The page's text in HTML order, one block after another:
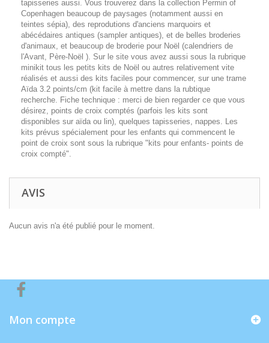
tapisseries aussi. Vous trouverez dans la collection Permin of
Copenhagen beaucoup de paysages (notamment aussi en
teintes sépia), des reprodutions d'anciens marquoirs et
abécédaires antiques (sampler antiques), et de belles broderies
d'animaux, et beaucoup de broderie pour Noël (calendriers de
l'Avant, Père-Noël ). Sur le site vous avez aussi sous la rubrique
minikit tous les petits kits de Noël ou autres relativement vite
réalisés et aussi des kits faciles pour commencer, sur une trame
Aïda 3.2 points/cm (kit facile à mettre dans la rubtique
recherche. Fiche technique : merci de bien regarder ce que vous
désirez, points de croix comptés (parfois les kits sont
disponibles sur aïda ou lin), quelques tapisseries, nappes. Les
kits prévus spécialement pour les enfants qui commencent le
point de croix sont sous la rubrique "kits pour enfants- points de
croix compté".
AVIS
Aucun avis n'a été publié pour le moment.
Mon compte